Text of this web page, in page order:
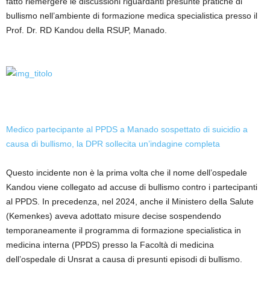
bullismo nell’ambiente di formazione medica specialistica presso il
Prof. Dr. RD Kandou della RSUP, Manado.
Medico partecipante al PPDS a Manado sospettato di suicidio a
causa di bullismo, la DPR sollecita un’indagine completa
Questo incidente non è la prima volta che il nome dell’ospedale
Kandou viene collegato ad accuse di bullismo contro i partecipanti
al PPDS. In precedenza, nel 2024, anche il Ministero della Salute
(Kemenkes) aveva adottato misure decise sospendendo
temporaneamente il programma di formazione specialistica in
medicina interna (PPDS) presso la Facoltà di medicina
dell’ospedale di Unsrat a causa di presunti episodi di bullismo.